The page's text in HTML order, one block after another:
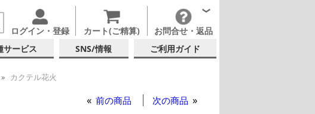
ログイン・登録 カート(ご精算) お問合せ・返品
サービス SNS/情報 ご利用ガイド
カクテル花火
前の商品 次の商品